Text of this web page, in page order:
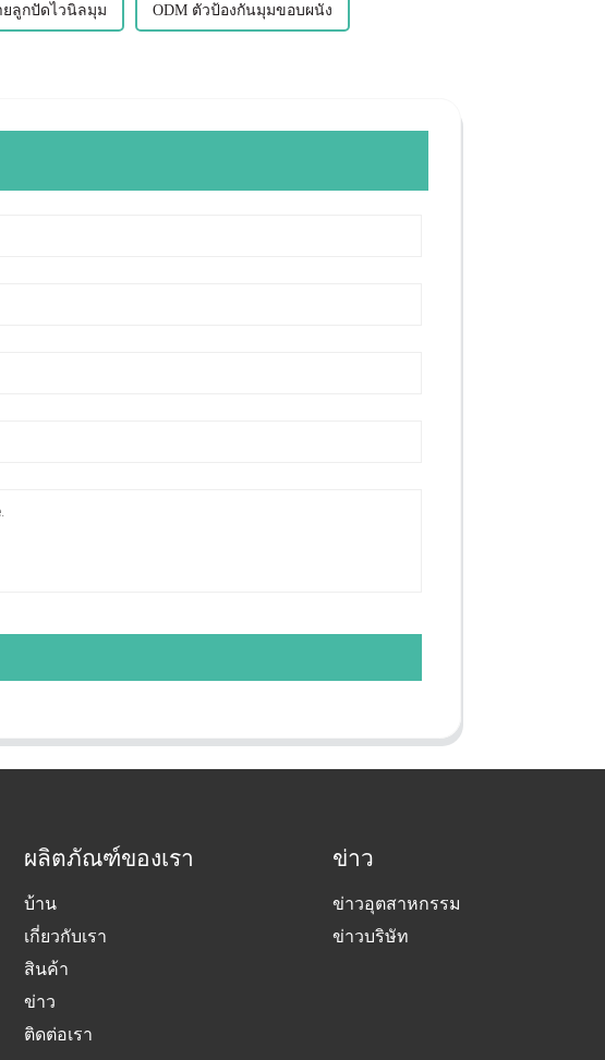
ยลูกปัดไวนิลมุม ODM ตัวป้องกันมุมขอบผนัง
ผลิตภัณฑ์ของเรา
บ้าน
เกี่ยวกับเรา
สินค้า
ข่าว
ติดต่อเรา
ข่าว
ข่าวอุตสาหกรรม
ข่าวบริษัท